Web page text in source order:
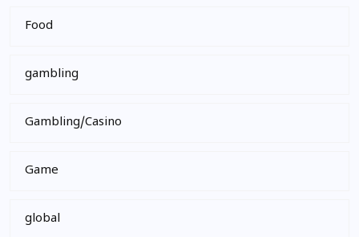
Food
gambling
Gambling/Casino
Game
global